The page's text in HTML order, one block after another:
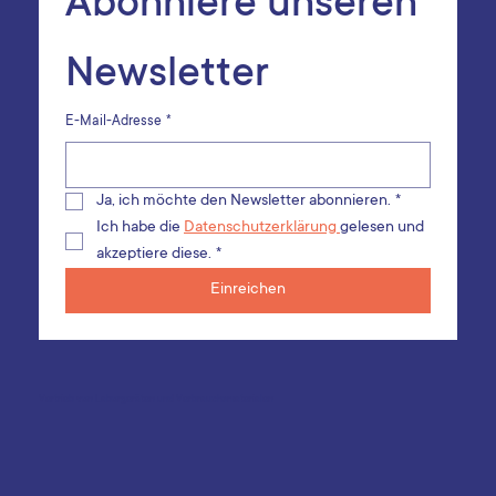
Newsletter
E-Mail-Adresse *
Ja, ich möchte den Newsletter abonnieren. *
Ich habe die Datenschutzerklärung gelesen und
akzeptiere diese. *
Einreichen